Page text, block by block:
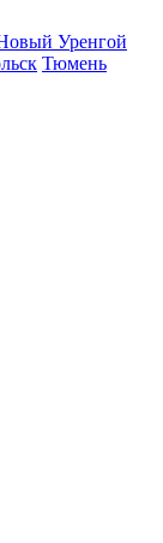
Уренгой
Тюмень